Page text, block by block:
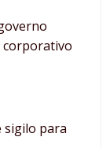
corporativo
sigilo para